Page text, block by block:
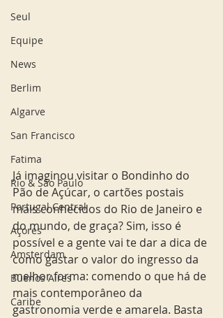
Seul
Equipe
News
Berlim
Algarve
San Francisco
Fatima
Rio & São Paulo
Portugal Central
Açores
Amsterdam
Buenos Aires
Caribe
Já imaginou visitar o Bondinho do
Pão de Açúcar, o cartões postais
mais conhecidos do Rio de Janeiro e
do mundo, de graça? Sim, isso é
possível e a gente vai te dar a dica de
como gastar o valor do ingresso da
melhor forma: comendo o que há de
mais contemporâneo da
gastronomia verde e amarela. Basta